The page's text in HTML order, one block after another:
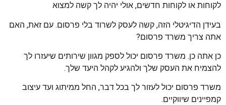
לקוחות או לקוחות חדשים, אולי יהיה לך קשה למצוא
בעידן הדיגיטלי הזה, קשה לעסק לשרוד בלי פרסום. עם זאת, האם
אתה צריך משרד פרסום?
כן אתה כן. משרד פרסום יכול לספק מגוון שירותים שיעזרו לך
להצמיח את העסק שלך ולהגיע לקהל היעד שלך.
משרד פרסום יכול לעזור לך בכל דבר, החל ממיתוג ועד עיצוב
קמפיינים שיווקיים.